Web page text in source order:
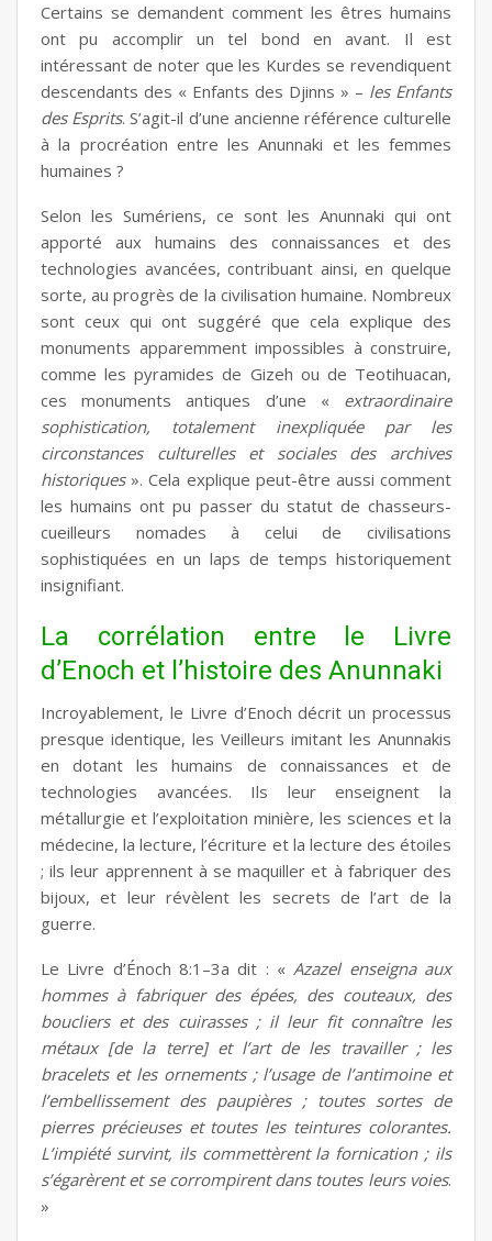
Certains se demandent comment les êtres humains
ont pu accomplir un tel bond en avant. Il est
intéressant de noter que les Kurdes se revendiquent
descendants des « Enfants des Djinns » – les Enfants
des Esprits. S’agit-il d’une ancienne référence culturelle
à la procréation entre les Anunnaki et les femmes
humaines ?
Selon les Sumériens, ce sont les Anunnaki qui ont
apporté aux humains des connaissances et des
technologies avancées, contribuant ainsi, en quelque
sorte, au progrès de la civilisation humaine. Nombreux
sont ceux qui ont suggéré que cela explique des
monuments apparemment impossibles à construire,
comme les pyramides de Gizeh ou de Teotihuacan,
ces monuments antiques d’une « extraordinaire
sophistication, totalement inexpliquée par les
circonstances culturelles et sociales des archives
historiques». Cela explique peut-être aussi comment
les humains ont pu passer du statut de chasseurs-
cueilleurs nomades à celui de civilisations
sophistiquées en un laps de temps historiquement
insignifiant.
La corrélation entre le Livre
d’Enoch et l’histoire des Anunnaki
Incroyablement, le Livre d’Enoch décrit un processus
presque identique, les Veilleurs imitant les Anunnakis
en dotant les humains de connaissances et de
technologies avancées. Ils leur enseignent la
métallurgie et l’exploitation minière, les sciences et la
médecine, la lecture, l’écriture et la lecture des étoiles
; ils leur apprennent à se maquiller et à fabriquer des
bijoux, et leur révèlent les secrets de l’art de la
guerre.
Le Livre d’Énoch 8:1–3a dit : «Azazel enseigna aux
hommes à fabriquer des épées, des couteaux, des
boucliers et des cuirasses ; il leur fit connaître les
métaux [de la terre] et l’art de les travailler ; les
bracelets et les ornements ; l’usage de l’antimoine et
l’embellissement des paupières ; toutes sortes de
pierres précieuses et toutes les teintures colorantes.
L’impiété survint, ils commettèrent la fornication ; ils
s’égarèrent et se corrompirent dans toutes leurs voies.
»